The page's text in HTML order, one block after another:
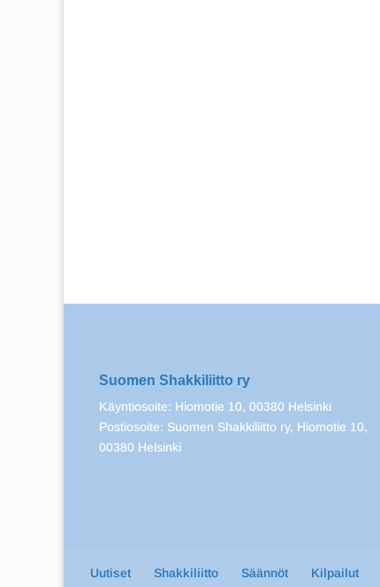
Suomen Shakkiliitto ry
Käyntiosoite: Hiomotie 10, 00380 Helsinki
Postiosoite: Suomen Shakkiliitto ry, Hiomotie 10,
00380 Helsinki
Uutiset Shakkiliitto Säännöt Kilpailut